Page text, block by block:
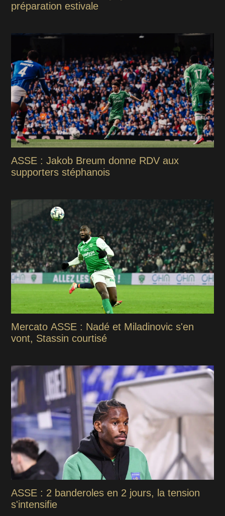
préparation estivale
ASSE : Jakob Breum donne RDV aux
supporters stéphanois
Mercato ASSE : Nadé et Miladinovic s'en
vont, Stassin courtisé
ASSE : 2 banderoles en 2 jours, la tension
s'intensifie